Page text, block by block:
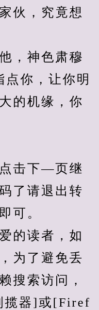
伙，究竟想
神色肃穆
点你，让你明
的机缘，你
击下—页继
了请退出转
可。
读者，如
为了避免丢
搜索访问，
揽器]或[Firef